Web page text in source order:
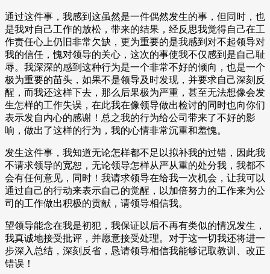
通过这件事，我感到这虽然是一件偶然发生的事，但同时，也
是我对自己工作的放松，带来的结果，经反思我觉得自己在工
作责任心上仍旧非常欠缺，更为重要的是我感到对不起领导对
我的信任，愧对领导的关心，这次的事使我不仅感到是自己耻
辱。我深深的感到这种行为是一个非常不好的倾向，也是一个
极为重要的苗头，如果不是领导及时发现，并要求自己深刻反
醒，而我还这样下去，那么后果极为严重，甚至无法想像会发
生怎样的工作失误，在此我在像领导做出检讨的同时也向你们
表示发自内心的感谢！总之我的行为给公司带来了不好的影
响，做出了这样的行为，我的心情非常沉重和羞愧。
发生这件事，我知道无论怎样都不足以拟补我的过错，因此我
不请求领导的宽恕，无论领导怎样从严从重的处分我，我都不
会有任何意见，同时！我请求领导在给我一次机会，让我可以
通过自己的行动来表示自己的觉醒，以加倍努力的工作来为公
司的工作做出积极的贡献，请领导相信我。
望领导能念在我是初犯，我保证以后不再有类似的情况发生，
我真诚地接受批评，并愿意接受处理。对于这一切我还将进一
步深入总结，深刻反省，恳请领导相信我能够记取教训、改正
错误！